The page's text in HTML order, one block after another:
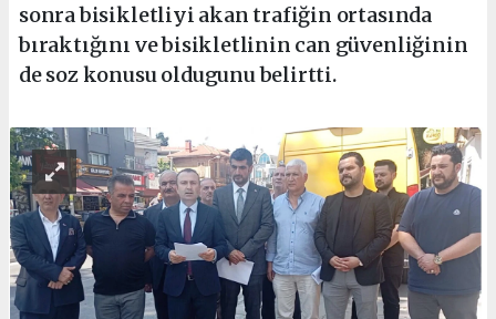
sonra bisikletliyi akan trafiğin ortasında
bıraktığını ve bisikletlinin can güvenliğinin
de soz konusu oldugunu belirtti.